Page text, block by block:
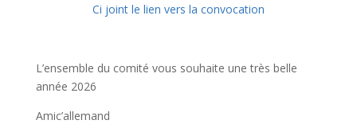
Ci joint le lien vers la convocation
L’ensemble du comité vous souhaite une très belle
année 2026
Amic’allemand